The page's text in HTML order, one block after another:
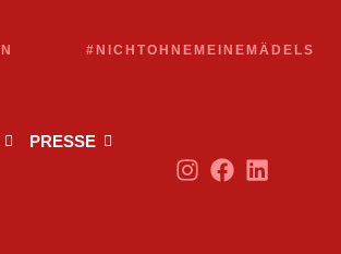
#NICHTOHNEMEINEMÄDELS
PRESSE